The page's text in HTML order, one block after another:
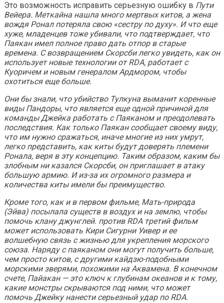
Это возможность исправить серьезную ошибку в Пути
Вейера. Меткайна нашла много мертвых китов, а жена
вождя Ронал потеряла свою «сестру по духу». И что еще
хуже, младенцев тоже убивали, что подтверждает, что
Паякан имел полное право дать отпор в старые
времена. С возвращением Скорсби легко увидеть, как он
использует новые технологии от RDA, работает с
Куоричем и новым генералом Ардмором, чтобы
охотиться еще больше.
Они бы знали, что убийство Тулкуна выманит коренные
виды Пандоры, что является еще одной причиной для
команды Джейка работать с Паяканом и преодолевать
последствия. Как только Паякан сообщает своему виду,
что им нужно сражаться, иначе многие из них умрут,
легко представить, как киты будут доверять племени
Ронала, веря в эту концепцию. Таким образом, каким бы
злобным ни казался Скорсби, он приглашает в атаку
большую армию. И из-за их огромного размера и
количества киты имели бы преимущество.
Кроме того, как и в первом фильме, Мать-природа
(Эйва) посылала существ в воздух и на землю, чтобы
помочь клану джунглей. против RDA третий фильм
может использовать Кири Сигурни Уивер и ее
волшебную связь с жизнью для укрепления морского
союза. Наряду с паяканом они могут получить больше,
чем просто китов, с другими кайдзю-подобными
морскими зверями, похожими на Аквамена. В конечном
счете, Пайакан — это ключ к глубинам океанов и к тому,
какие монстры скрываются под ними, что может
помочь Джейку нанести серьезный удар по RDA.